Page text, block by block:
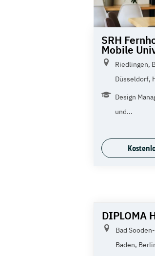
SRH
Mobile
Riedlingen,
Düsseldorf,
Design
und...
DIPLOMA
Bad
Baden,